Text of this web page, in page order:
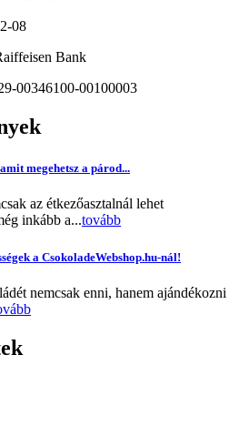
08
Bank
00346100-00100003
megehetsz a párod...
az étkezőasztalnál lehet
inkább a...tovább
a CsokoladeWebshop.hu-nál!
nemcsak enni, hanem ajándékozni